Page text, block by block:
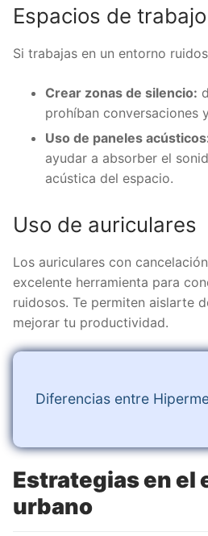
Espacios de
Si trabajas en un entorno
Crear zonas de silencio:
prohíban conversaciones
Uso de paneles
ayudar a absorber el
acústica del espacio.
Uso de auriculares
Los auriculares con
excelente herramienta para
ruidosos. Te permiten aislarte
mejorar tu productividad.
Diferencias entre
Estrategias en el
urbano